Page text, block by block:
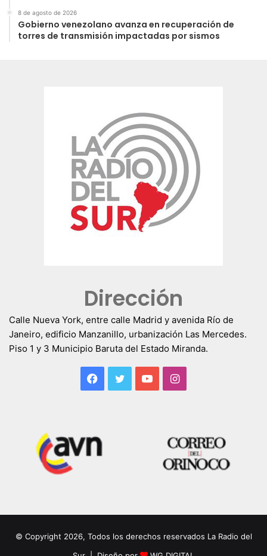
8 de agosto de 2026
Gobierno venezolano avanza en recuperación de
torres de transmisión impactadas por sismos
Dirección
Calle Nueva York, entre calle Madrid y avenida Río de
Janeiro, edificio Manzanillo, urbanización Las Mercedes.
Piso 1 y 3 Municipio Baruta del Estado Miranda.
Facebook
TwitterYouTubeInstagram
© Copyright 2026, Todos los derechos reservados La Radio del